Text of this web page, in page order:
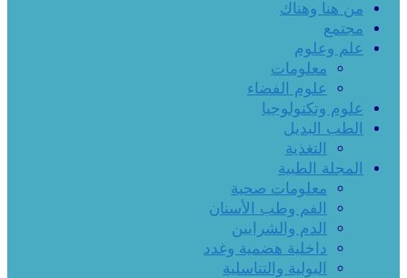
من هنا وهناك
مجتمع
علم وعلوم
معلومات
علوم الفضاء
علوم وتكنولوجيا
الطب البديل
التغذية
المجلة الطبية
معلومات صحية
الفم وطب الأسنان
الدم والشرايين
داخلية هضمية وغدد
البولية والتناسلية